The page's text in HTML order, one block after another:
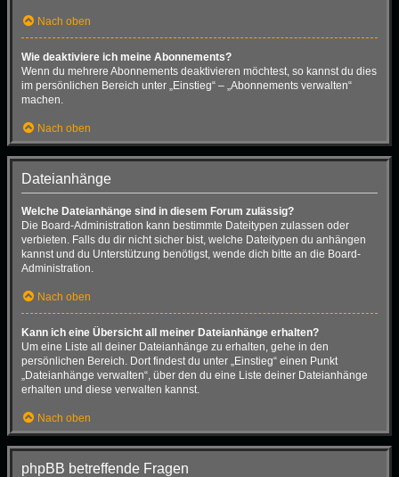
Nach oben
Wie deaktiviere ich meine Abonnements?
Wenn du mehrere Abonnements deaktivieren möchtest, so kannst du dies
im persönlichen Bereich unter „Einstieg“ – „Abonnements verwalten“
machen.
Nach oben
Dateianhänge
Welche Dateianhänge sind in diesem Forum zulässig?
Die Board-Administration kann bestimmte Dateitypen zulassen oder
verbieten. Falls du dir nicht sicher bist, welche Dateitypen du anhängen
kannst und du Unterstützung benötigst, wende dich bitte an die Board-
Administration.
Nach oben
Kann ich eine Übersicht all meiner Dateianhänge erhalten?
Um eine Liste all deiner Dateianhänge zu erhalten, gehe in den
persönlichen Bereich. Dort findest du unter „Einstieg“ einen Punkt
„Dateianhänge verwalten“, über den du eine Liste deiner Dateianhänge
erhalten und diese verwalten kannst.
Nach oben
phpBB betreffende Fragen